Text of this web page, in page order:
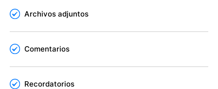
Archivos adjuntos
Comentarios
Recordatorios